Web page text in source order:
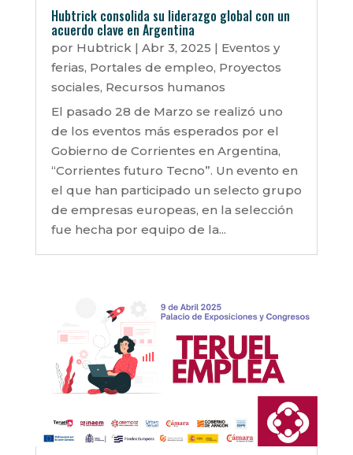
Hubtrick consolida su liderazgo global con un
acuerdo clave en Argentina
por Hubtrick| Abr 3, 2025 | Eventos y
ferias, Portales de empleo, Proyectos
sociales, Recursos humanos
El pasado 28 de Marzo se realizó uno
de los eventos más esperados por el
Gobierno de Corrientes en Argentina,
“Corrientes futuro Tecno”. Un evento en
el que han participado un selecto grupo
de empresas europeas, en ⁠la selección
fue hecha por equipo de la...